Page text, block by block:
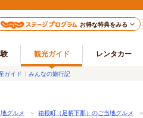
お得な特典をみる
観光ガイド レンタカー
ガイド みんなの旅行記
グルメ ＞ 箱根町（足柄下郡）のご当地グルメ ＞